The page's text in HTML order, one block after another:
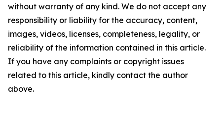
without warranty of any kind. We do not accept any
responsibility or liability for the accuracy, content,
images, videos, licenses, completeness, legality, or
reliability of the information contained in this article.
If you have any complaints or copyright issues
related to this article, kindly contact the author
above.